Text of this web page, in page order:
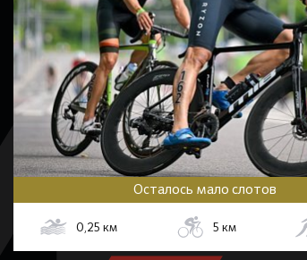
Осталось мало слотов
0,25 км 5 км